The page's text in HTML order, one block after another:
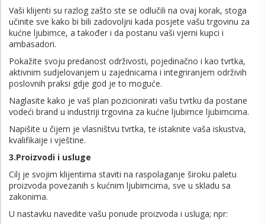
Vaši klijenti su razlog zašto ste se odlučili na ovaj korak, stoga
učinite sve kako bi bili zadovoljni kada posjete vašu trgovinu za
kućne ljubimce, a također i da postanu vaši vjerni kupci i
ambasadori.
Pokažite svoju predanost održivosti, pojedinačno i kao tvrtka,
aktivnim sudjelovanjem u zajednicama i integriranjem održivih
poslovnih praksi gdje god je to moguće.
Naglasite kako je vaš plan pozicionirati vašu tvrtku da postane
vodeći brand u industriji trgovina za kućne ljubimce ljubimcima.
Napišite u čijem je vlasništvu tvrtka, te istaknite vaša iskustva,
kvalifikaije i vještine.
3.Proizvodi i usluge
Cilj je svojim klijentima staviti na raspolaganje široku paletu
proizvoda povezanih s kućnim ljubimcima, sve u skladu sa
zakonima.
U nastavku navedite vašu ponude proizvoda i usluga; npr: